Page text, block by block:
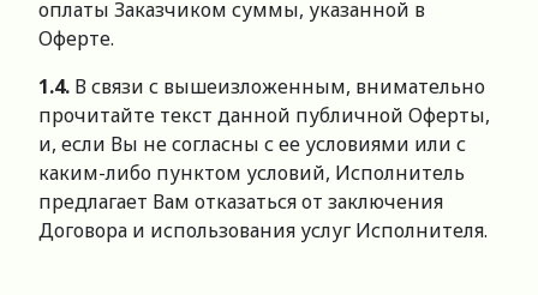
оплаты Заказчиком суммы, указанной в
Оферте.
1.4. В связи с вышеизложенным, внимательно
прочитайте текст данной публичной Оферты,
и, если Вы не согласны с ее условиями или с
каким-либо пунктом условий, Исполнитель
предлагает Вам отказаться от заключения
Договора и использования услуг Исполнителя.